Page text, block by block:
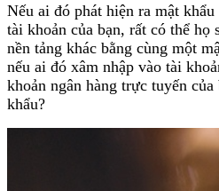
Nếu ai đó phát hiện ra mật
tài khoản của bạn, rất có thể họ
nền tảng khác bằng cùng một
nếu ai đó xâm nhập vào tài
khoản ngân hàng trực tuyến
khẩu?